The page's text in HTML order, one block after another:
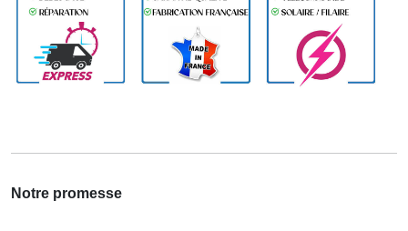
Notre promesse